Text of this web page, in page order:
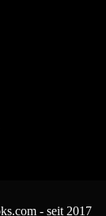
- seit 2017